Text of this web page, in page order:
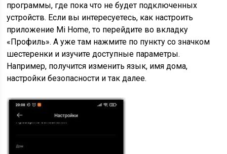
программы, где пока что не будет подключенных
устройств. Если вы интересуетесь, как настроить
приложение Mi Home, то перейдите во вкладку
«Профиль». А уже там нажмите по пункту со значком
шестеренки и изучите доступные параметры.
Например, получится изменить язык, имя дома,
настройки безопасности и так далее.